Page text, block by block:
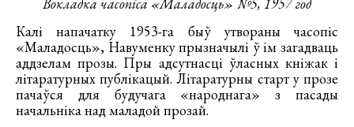
Калі напачатку 1953-га быў утвораны часопіс
«Маладосць», Навуменку прызначылі ў ім загадваць
аддзелам прозы. Пры адсутнасці ўласных кніжак і
літаратурных публікацый. Літаратурны старт у прозе
пачаўся для будучага «народнага» з пасады
начальніка над маладой прозай.